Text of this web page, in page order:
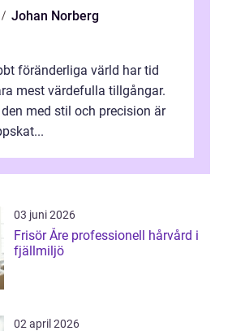
Johan Norberg
föränderliga värld har tid
mest värdefulla tillgångar.
med stil och precision är
03 juni 2026
Frisör Åre professionell hårvård i
fjällmiljö
02 april 2026